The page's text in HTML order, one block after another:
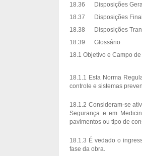
18.36 Disposições
18.37 Disposições
18.38 Disposições
18.39 Glossário
18.1 Objetivo e Campo
18.1.1 Esta Norma
controle e sistemas
18.1.2 Consideram-se
Segurança e em
pavimentos ou tipo de
18.1.3 É vedado o
fase da obra.